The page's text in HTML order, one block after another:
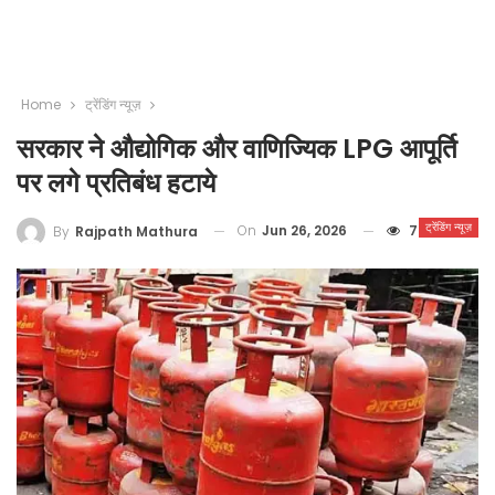
Home ट्रेंडिंग न्यूज़
सरकार ने औद्योगिक और वाणिज्यिक LPG आपूर्ति
पर लगे प्रतिबंध हटाये
ट्रेंडिंग न्यूज़
By Rajpath Mathura On Jun 26, 2026 7